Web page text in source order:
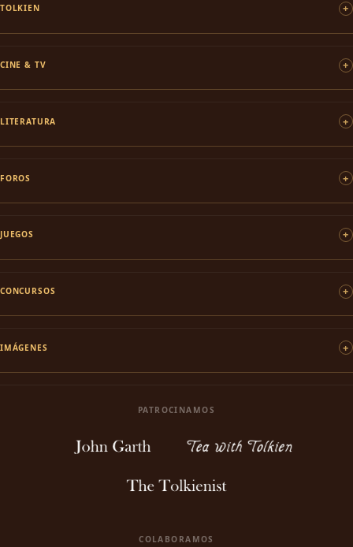
TOLKIEN
CINE & TV
LITERATURA
FOROS
JUEGOS
CONCURSOS
IMÁGENES
PATROCINAMOS
COLABORAMOS